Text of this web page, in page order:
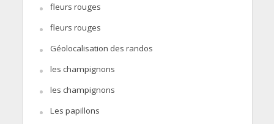
fleurs rouges
fleurs rouges
Géolocalisation des randos
les champignons
les champignons
Les papillons